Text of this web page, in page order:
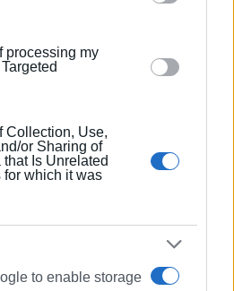
tags to use your data for
processing my
Collection, Use,
or Sharing of
Is Unrelated
which it was
to enable storage